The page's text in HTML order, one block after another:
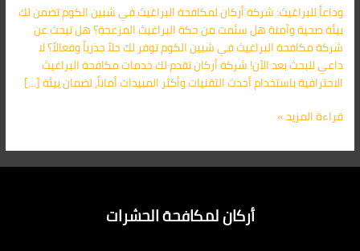
وداعاً للبراغيث: شركة أركان لمكافحة البراغيث في شبين الكوم تضمن لك
بيئة صحية وآمنة هل سئمت من حكة البراغيث المزعجة؟ هل تبحث عن
شركة مكافحة البراغيث في شبين الكوم توفر لك حلاً جذرياً وفعالاً؟ لا
داعي للبحث بعد الآن! شركة أركان تقدم لك خدمات مكافحة البراغيث
الاحترافية باستخدام أحدث التقنيات وأكثر المبيدات أماناً، لضمان بيئة […]
قراءة المزيد »
أركان لمكافحة الحشرات